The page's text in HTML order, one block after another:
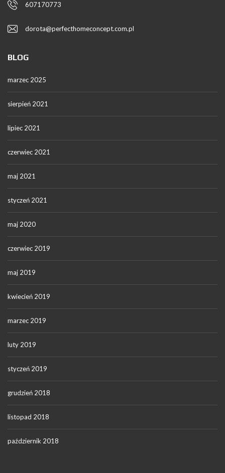
607170773
dorota@perfecthomeconcept.com.pl
BLOG
marzec 2025
sierpień 2021
lipiec 2021
czerwiec 2021
maj 2021
styczeń 2021
maj 2020
czerwiec 2019
maj 2019
kwiecień 2019
marzec 2019
luty 2019
styczeń 2019
grudzień 2018
listopad 2018
październik 2018